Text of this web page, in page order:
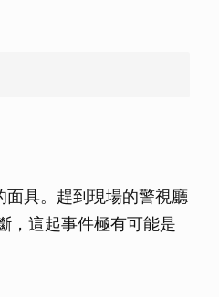
具。趕到現場的警視廳
，這起事件極有可能是